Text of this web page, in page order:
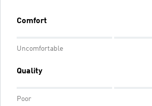
Comfort
Uncomfortable
Quality
Poor